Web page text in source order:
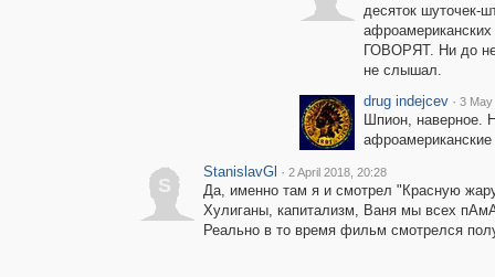
десяток шуточек-
ГОВОРЯТ. Ни до
не слышал.
drug indejcev · 3 May
Шпион, наверное.
S
StanislavGl · 2 April 2018, 20:28
Да, именно там я и смотрел "Красную
Хулиганы, капитализм, Ваня мы всех
Реально в то время фильм смотрелся